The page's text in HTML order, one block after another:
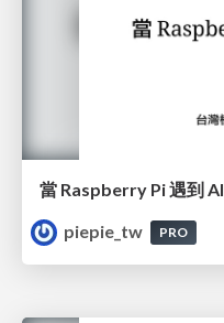
當 Raspberry Pi 遇到 AI
piepie_tw
PRO